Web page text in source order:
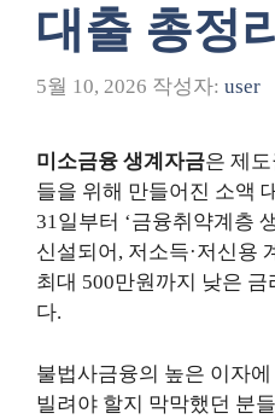
대출 총정
5월 10, 2026 작성자: user
미소금융 생계자금은 제
들을 위해 만들어진 소액
31일부터 ‘금융취약계층
신설되어, 저소득·저신용
최대 500만원까지 낮은 금
다.
불법사금융의 높은 이자
빌려야 할지 막막했던 분